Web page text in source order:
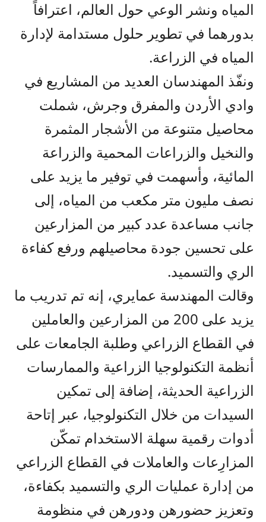
المياه ونشر الوعي حول العالم، اعترافاً
بدورهما في تطوير حلول مستدامة لإدارة
المياه في الزراعة.
ونفّذ المهندسان العديد من المشاريع في
وادي الأردن والمفرق وجرش، شملت
محاصيل متنوعة من الأشجار المثمرة
والنخيل والزراعات المحمية والزراعة
المائية، وأسهمت في توفير ما يزيد على
نصف مليون متر مكعب من المياه، إلى
جانب مساعدة عدد كبير من المزارعين
على تحسين جودة محاصيلهم ورفع كفاءة
الري والتسميد.
وقالت المهندسة عمايري، إنه تم تدريب ما
يزيد على 200 من المزارعين والعاملين
في القطاع الزراعي وطلبة الجامعات على
أنظمة التكنولوجيا الزراعية والممارسات
الزراعية الحديثة، إضافة إلى تمكين
السيدات من خلال التكنولوجيا، عبر إتاحة
أدوات رقمية سهلة الاستخدام تمكّن
المزارِعات والعاملات في القطاع الزراعي
من إدارة عمليات الري والتسميد بكفاءة،
وتعزيز حضورهن ودورهن في منظومة